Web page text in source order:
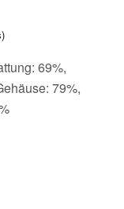
69%,
79%,